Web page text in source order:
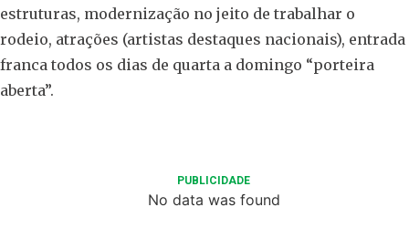
estruturas, modernização no jeito de trabalhar o
rodeio, atrações (artistas destaques nacionais), entrada
franca todos os dias de quarta a domingo “porteira
aberta”.
PUBLICIDADE
No data was found